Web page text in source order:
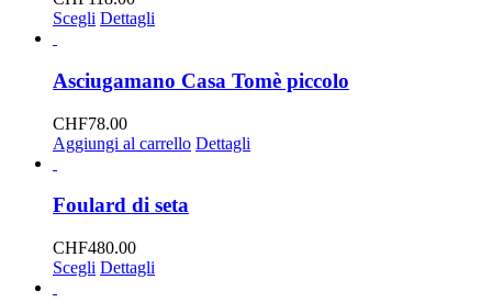
opzioni
possono
nella
del
prodotto
Scegli Questo
più
varianti.
Le
opzioni
possono
scelte
nella
del
prodotto
Dettagli
Asciugamano Casa Tomè piccolo
CHF78.00
Aggiungi al carrello Dettagli
Foulard di seta
CHF480.00
Scegli Questo
Dettagli